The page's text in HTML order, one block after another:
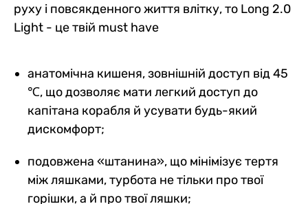
руху і повсякденного життя влітку, то Long 2.0
Light - це твій must have
анатомічна кишеня, зовнішній доступ від 45
℃, що дозволяє мати легкий доступ до
капітана корабля й усувати будь-який
дискомфорт;
подовжена «штанина», що мінімізує тертя
між ляшками, турбота не тільки про твої
горішки, а й про твої ляшки;